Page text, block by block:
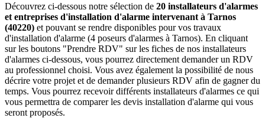
Découvrez ci-dessous notre sélection de 20 installateurs d'alarmes
et entreprises d'installation d'alarme intervenant à Tarnos
(40220) et pouvant se rendre disponibles pour vos travaux
d'installation d'alarme (4 poseurs d'alarmes à Tarnos). En cliquant
sur les boutons "Prendre RDV" sur les fiches de nos installateurs
d'alarmes ci-dessous, vous pourrez directement demander un RDV
au professionnel choisi. Vous avez également la possibilité de nous
décrire votre projet et de demander plusieurs RDV afin de gagner du
temps. Vous pourrez recevoir différents installateurs d'alarmes ce qui
vous permettra de comparer les devis installation d'alarme qui vous
seront proposés.